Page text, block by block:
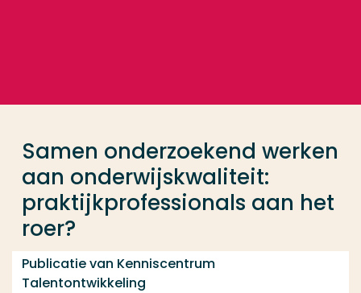
Samen onderzoekend werken
aan onderwijskwaliteit:
praktijkprofessionals aan het
roer?
Publicatie van Kenniscentrum
Talentontwikkeling
Contact